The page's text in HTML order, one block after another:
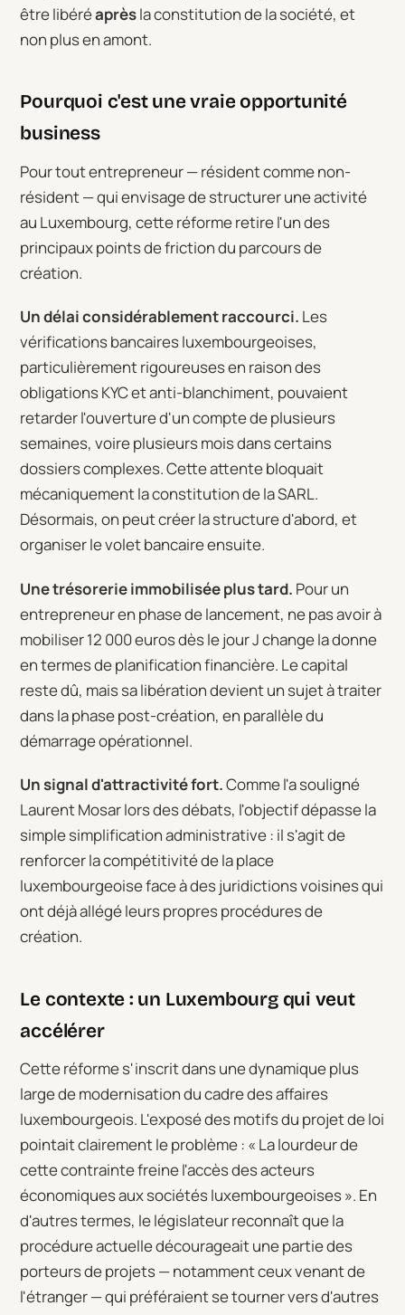
être libéréaprèsla constitution de la société, et
non plus en amont.
Pourquoi c'est une vraie opportunité
business
Pour tout entrepreneur — résident comme non-
résident — qui envisage de structurer une activité
au Luxembourg, cette réforme retire l'un des
principaux points de friction du parcours de
création.
Un délai considérablement raccourci. Les
vérifications bancaires luxembourgeoises,
particulièrement rigoureuses en raison des
obligations KYC et anti-blanchiment, pouvaient
retarder l'ouverture d'un compte de plusieurs
semaines, voire plusieurs mois dans certains
dossiers complexes. Cette attente bloquait
mécaniquement la constitution de la SARL.
Désormais, on peut créer la structure d'abord, et
organiser le volet bancaire ensuite.
Une trésorerie immobilisée plus tard. Pour un
entrepreneur en phase de lancement, ne pas avoir à
mobiliser 12 000 euros dès le jour J change la donne
en termes de planification financière. Le capital
reste dû, mais sa libération devient un sujet à traiter
dans la phase post-création, en parallèle du
démarrage opérationnel.
Un signal d'attractivité fort.Comme l'a souligné
Laurent Mosar lors des débats, l'objectif dépasse la
simple simplification administrative : il s'agit de
renforcer la compétitivité de la place
luxembourgeoise face à des juridictions voisines qui
ont déjà allégé leurs propres procédures de
création.
Le contexte : un Luxembourg qui veut
accélérer
Cette réforme s'inscrit dans une dynamique plus
large de modernisation du cadre des affaires
luxembourgeois. L'exposé des motifs du projet de loi
pointait clairement le problème : « La lourdeur de
cette contrainte freine l'accès des acteurs
économiques aux sociétés luxembourgeoises ». En
d'autres termes, le législateur reconnaît que la
procédure actuelle décourageait une partie des
porteurs de projets — notamment ceux venant de
l'étranger — qui préféraient se tourner vers d'autres